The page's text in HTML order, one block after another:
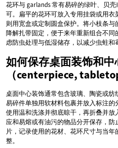
花环与 garlands 常有易碎的绿叶、贝
可。扁平的花环可放入专用挂袋或用
则用宽盒或定制圆盒保护。将小枝条
降解扎带固定，便于来年重新组合不
虑防虫处理与低湿储存，以减少虫蛀和
如何保存桌面装饰和中
（centerpiece,
桌面中心装饰通常包含玻璃、陶瓷或纺
易碎件单独用软材料包裹并放入标注
使用温和洗涤并彻底晾干，再折叠并
应和易熔或有油污的物品分开保存，
片，记录使用的花材、花环尺寸与当
整。